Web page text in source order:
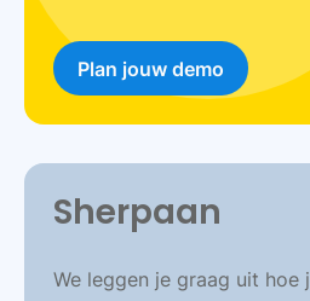
Plan jouw demo
Sherpaan
We leggen je graag uit hoe